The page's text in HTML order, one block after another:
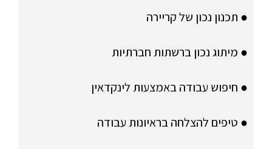
● תכנון נכון של קריירה
● מיתוג נכון ברשתות חברתיות
● חיפוש עבודה באמצעות לינקדאין
● טיפים להצלחה בראיונות עבודה